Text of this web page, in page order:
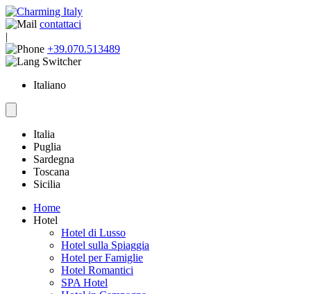
contattaci
|
+39.070.513489
Italiano
Italia
Puglia
Sardegna
Toscana
Sicilia
Home
Hotel
Hotel di Lusso
Hotel sulla Spiaggia
Hotel per Famiglie
Hotel Romantici
SPA Hotel